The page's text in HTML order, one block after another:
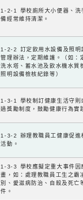
1-2-1 學校廁所大小便器、洗
備經常維持清潔。
1-2-2 訂定飲用水設備及照明
管理辦法，定期維護。（如：
洗水塔、蓄水池及飲水機水質
照明設備檢核紀錄等）
1-3-1 學校制訂健康生活守則
過獎勵制度，鼓勵健康行為實
1-3-2 辦理教職員工健康促進
活動。
1-3-3 學校應擬定重大事件因
畫，如：處理教職員工生之霸
別、愛滋病防治、自殺及死亡
件。